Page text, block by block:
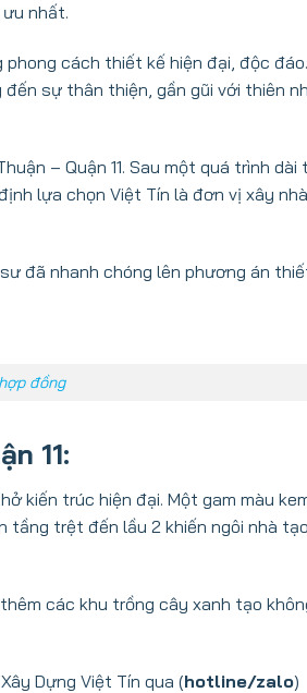
nhất.
phong cách thiết kế hiện đại, độc
sự thân thiện, gần gũi với thiên
– Quận 11. Sau một quá trình dài
lựa chọn Việt Tín là đơn vị xây
đã nhanh chóng lên phương án
đồng
11:
kiến trúc hiện đại. Một gam màu
trệt đến lầu 2 khiến ngôi nhà
các khu trồng cây xanh tạo
Xây Dựng Việt Tín qua (hotline/zalo)